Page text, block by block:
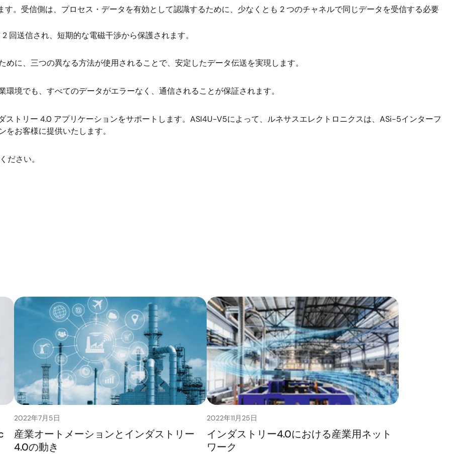
。受信側は、プロセス・データを有効として認識するために、少なくとも 2 つのチャネルで同じデータを受信する必要
回送信され、短期的な電磁干渉から保護されます。
に、三つの異なる方法が使用されることで、安定したデータ伝送を実現します。
境でも、すべてのデータがエラーなく、通信されることが保証されます。
トリー 4.0 アプリケーションをサポートします。ASI4U-V5によって、ルネサスエレクトロニクスは、ASi-5インターフ
お客様に提供いたします。
ださい。
2022年7月5日
産業オートメーションとインダストリー
4.0の動き
2022年11月25日
インダストリー4.0における産業用ネット
ワーク